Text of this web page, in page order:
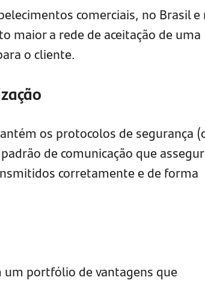
comerciais, no Brasil e
maior a rede de aceitação de uma
o cliente.
os protocolos de segurança
de comunicação que
corretamente e de forma
portfólio de vantagens que